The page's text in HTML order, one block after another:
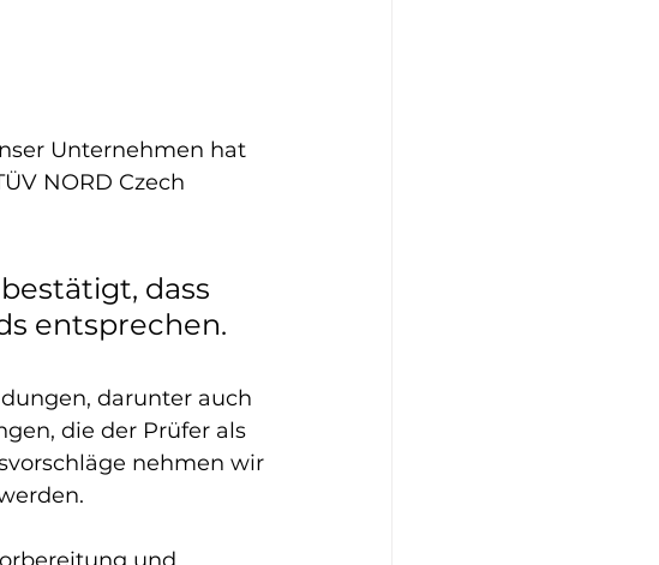
Unternehmen hat
NORD Czech
dass
entsprechen.
darunter auch
die der Prüfer als
nehmen wir